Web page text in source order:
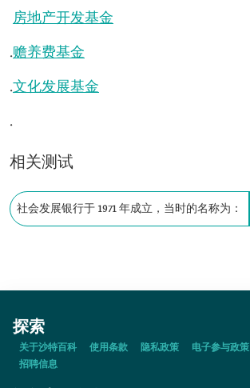
房地产开发基金
.赡养费基金
.文化发展基金
.
相关测试
社会发展银行于 1971 年成立，当时的名称为：
探索
关于沙特百科 使用条款 隐私政策 电子参与政策
招聘信息